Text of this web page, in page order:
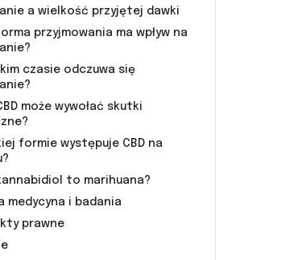
a wielkość przyjętej dawki
przyjmowania ma wpływ na
czasie odczuwa się
może wywołać skutki
formie występuje CBD na
to marihuana?
medycyna i badania
prawne